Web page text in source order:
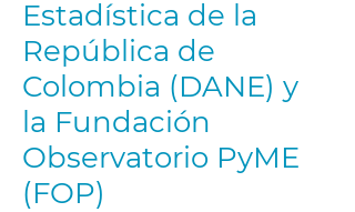
Estadística de la
República de
Colombia (DANE) y
la Fundación
Observatorio PyME
(FOP)